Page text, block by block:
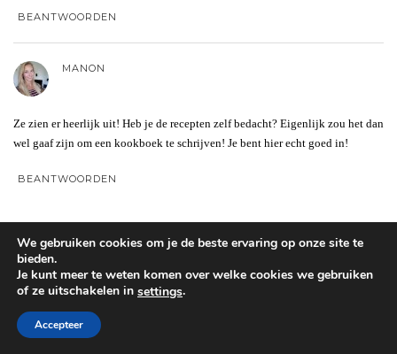
BEANTWOORDEN
MANON
Ze zien er heerlijk uit! Heb je de recepten zelf bedacht? Eigenlijk zou het dan
wel gaaf zijn om een kookboek te schrijven! Je bent hier echt goed in!
BEANTWOORDEN
hi Manon,
ik bedenk al mijn recepten zelf, en soms is het geïnspireerd op een ander
recept, dan vermeld ik dat erbij. De eerste twee salades heb ik dus zelf
We gebruiken cookies om je de beste ervaring op onze site te
bieden.
Je kunt meer te weten komen over welke cookies we gebruiken
of ze uitschakelen in settings.
Accepteer